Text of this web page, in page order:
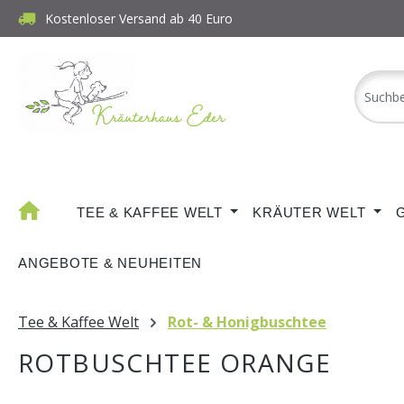
Hauptinhalt springen
Zur Suche springen
Zur Hauptnavigation springen
Kostenloser Versand ab 40 Euro
TEE & KAFFEE WELT KRÄUTER WELT
ANGEBOTE & NEUHEITEN
Tee & Kaffee Welt Rot- & Honigbuschtee
ROTBUSCHTEE ORANGE